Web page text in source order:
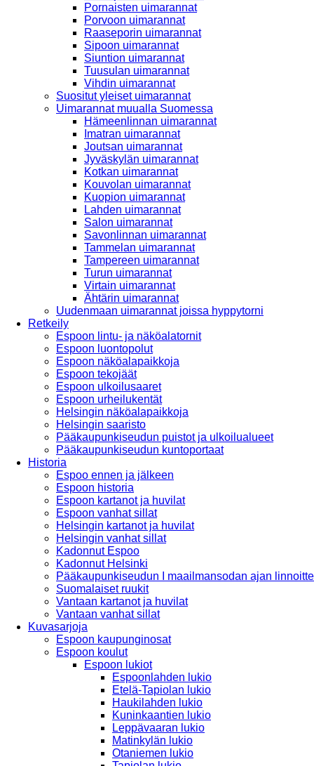
Pornaisten uimarannat
Porvoon uimarannat
Raaseporin uimarannat
Sipoon uimarannat
Siuntion uimarannat
Tuusulan uimarannat
Vihdin uimarannat
Suositut yleiset uimarannat
Uimarannat muualla Suomessa
Hämeenlinnan uimarannat
Imatran uimarannat
Joutsan uimarannat
Jyväskylän uimarannat
Kotkan uimarannat
Kouvolan uimarannat
Kuopion uimarannat
Lahden uimarannat
Salon uimarannat
Savonlinnan uimarannat
Tammelan uimarannat
Tampereen uimarannat
Turun uimarannat
Virtain uimarannat
Ähtärin uimarannat
Uudenmaan uimarannat joissa hyppytorni
Retkeily
Espoon lintu- ja näköalatornit
Espoon luontopolut
Espoon näköalapaikkoja
Espoon tekojäät
Espoon ulkoilusaaret
Espoon urheilukentät
Helsingin näköalapaikkoja
Helsingin saaristo
Pääkaupunkiseudun puistot ja ulkoilualueet
Pääkaupunkiseudun kuntoportaat
Historia
Espoo ennen ja jälkeen
Espoon historia
Espoon kartanot ja huvilat
Espoon vanhat sillat
Helsingin kartanot ja huvilat
Helsingin vanhat sillat
Kadonnut Espoo
Kadonnut Helsinki
Pääkaupunkiseudun I maailmansodan ajan
Suomalaiset ruukit
Vantaan kartanot ja huvilat
Vantaan vanhat sillat
Kuvasarjoja
Espoon kaupunginosat
Espoon koulut
Espoon lukiot
Espoonlahden lukio
Etelä-Tapiolan lukio
Haukilahden lukio
Kuninkaantien lukio
Leppävaaran lukio
Matinkylän lukio
Otaniemen lukio